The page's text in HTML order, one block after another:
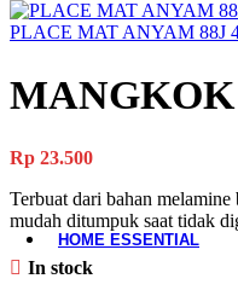
Material-Based
Woodware
Coaster
Accessories
HOME ESSENTIAL
PLACE MAT ANYAM 88J
MANGKOK
Rp 23.500
Terbuat dari bahan
mudah ditumpuk saat tidak
In stock